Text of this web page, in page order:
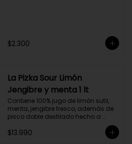
$2.300
La Pizka Sour Limón
Jengibre y menta 1 lt
Contiene 100% jugo de limón sutil,
menta, jengibre fresco, además de
pisco doble destilado hecho a
Alejandría, Amarilla, Rosada y
$13.990